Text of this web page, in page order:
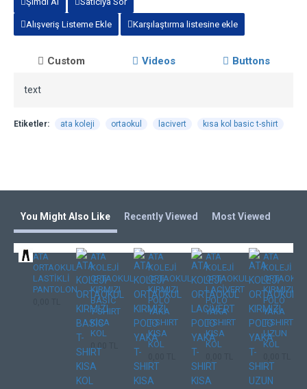
Alışveriş Listeme Ekle Karşılaştırma listesine ekle
Custom Videos Buttons
text
Etiketler: ata koleji ortaokul lacivert kısa kol basic t-shirt
You Might Also Like Recently Viewed Most Viewed
ATA
ORTAOKUL
LASTİKLİ
PANTOLON
ATA
KOLEJİ
ORTAOKUL
KIRMIZI
BASİC
T-SHIRT
KISA
KOL
0,00 TL
ATA
KOLEJİ
ORTAOKUL
KIRMIZI
POLO
YAKA
T-SHIRT
KISA
KOL
ATA
KOLEJİ
ORTAOKUL
LACİVERT
POLO
YAKA
T-SHIRT
KISA
KOL
ATA
KOLEJİ
ORTAOKUL
KIRMIZI
POLO
YAKA
T-SHIRT
UZUN
KOL